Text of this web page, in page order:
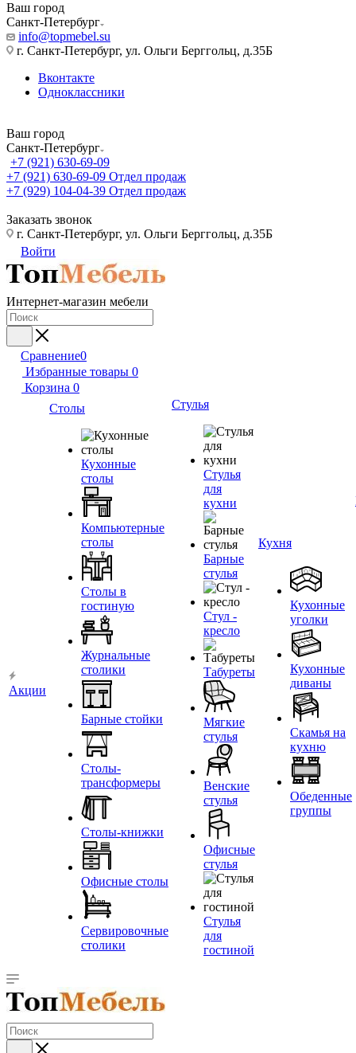
Ваш город
Санкт-Петербург
info@topmebel.su
г. Санкт-Петербург, ул. Ольги Берггольц, д.35Б
Вконтакте
Одноклассники
Ваш город
Санкт-Петербург
+7 (921) 630-69-09
+7 (921) 630-69-09 Отдел продаж
+7 (929) 104-04-39 Отдел продаж
Заказать звонок
г. Санкт-Петербург, ул. Ольги Берггольц, д.35Б
Войти
Интернет-магазин мебели
Сравнение0
Избранные товары 0
Корзина 0
Акции
Столы
Кухонные
столы
Компьютерные
столы
Столы в
гостиную
Журнальные
столики
Барные стойки
Столы-
трансформеры
Столы-книжки
Офисные столы
Сервировочные
столики
Стулья
Стулья
для
кухни
Барные
стулья
Стул -
кресло
Табуреты
Мягкие
стулья
Венские
стулья
Офисные
стулья
Стулья
для
гостиной
Кухня
Кухонные
уголки
Кухонные
диваны
Скамья на
кухню
Обеденные
группы